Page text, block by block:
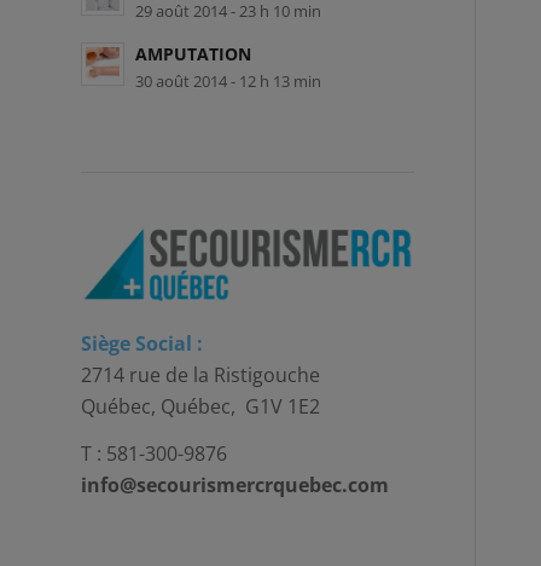
29 août 2014 - 23 h 10 min
AMPUTATION
30 août 2014 - 12 h 13 min
Siège Social :
2714 rue de la Ristigouche
Québec, Québec, G1V 1E2
T : 581-300-9876
info@secourismercrquebec.com